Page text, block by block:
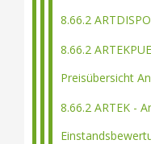
8.66.2
8.66.2
Preisübersicht
8.66.2 ARTEK -